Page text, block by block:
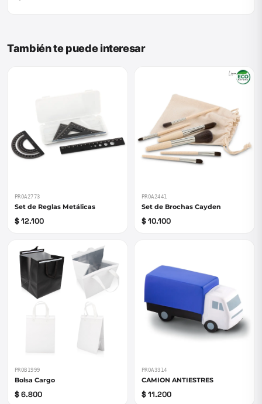
También te puede interesar
PROA2773
Set de Reglas Metálicas
$ 12.100
PROA2441
Set de Brochas Cayden
$ 10.100
PROB1999
Bolsa Cargo
$ 6.800
PROA3314
CAMION ANTIESTRES
$ 11.200